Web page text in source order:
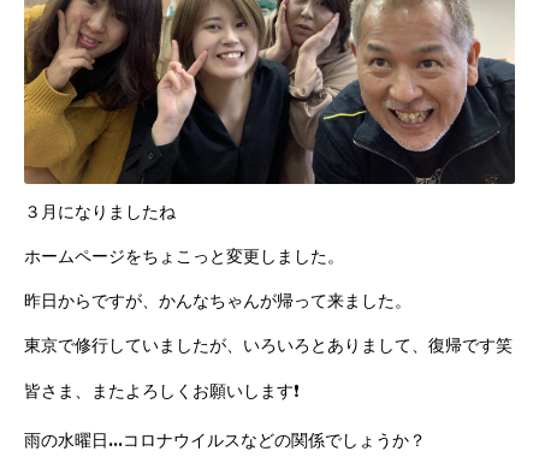
３月になりましたね
ホームページをちょこっと変更しました。
昨日からですが、かんなちゃんが帰って来ました。
東京で修行していましたが、いろいろとありまして、復帰です笑
皆さま、またよろしくお願いします❗️
雨の水曜日…コロナウイルスなどの関係でしょうか？